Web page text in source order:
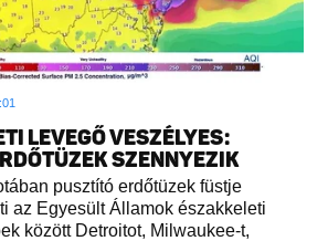
LEVEGŐ VESZÉLYES:
SZENNYEZIK
pusztító erdőtüzek füstje
az Egyesült Államok északkeleti
között Detroitot, Milwaukee-t,